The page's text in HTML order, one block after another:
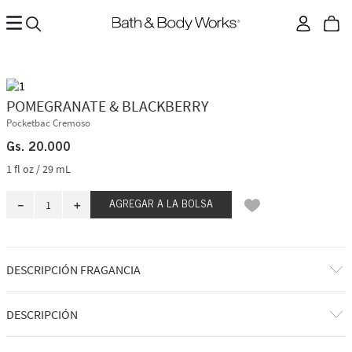
POMEGRANATE & BLACKBERRY
Pocketbac Cremoso
Gs. 20.000
1 fl oz / 29 mL
＋
－ AGREGAR A LA BOLSA
DESCRIPCIÓN FRAGANCIA
A qué huele: una dulce mezcla de bayas otoñales.
DESCRIPCIÓN